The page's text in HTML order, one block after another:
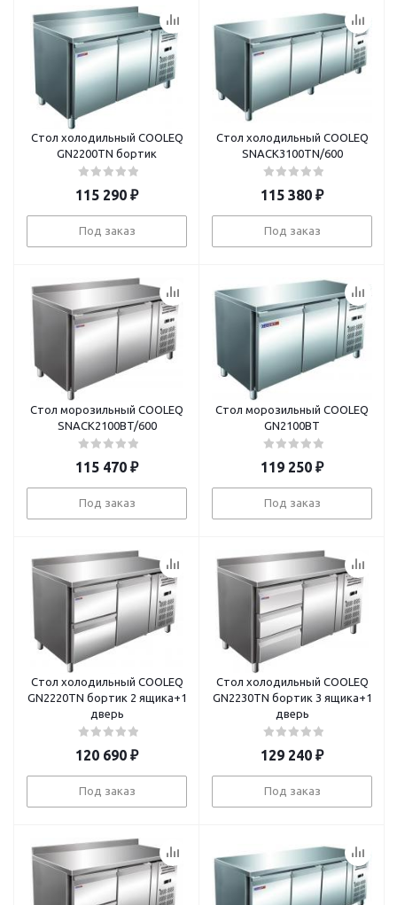
Стол холодильный COOLEQ
GN2200TN бортик
115 290 ₽
Под заказ
Стол холодильный COOLEQ
SNACK3100TN/600
115 380 ₽
Под заказ
Стол морозильный COOLEQ
SNACK2100BT/600
115 470 ₽
Под заказ
Стол морозильный COOLEQ
GN2100BT
119 250 ₽
Под заказ
Стол холодильный COOLEQ
GN2220TN бортик 2 ящика+1
дверь
120 690 ₽
Под заказ
Стол холодильный COOLEQ
GN2230TN бортик 3 ящика+1
дверь
129 240 ₽
Под заказ